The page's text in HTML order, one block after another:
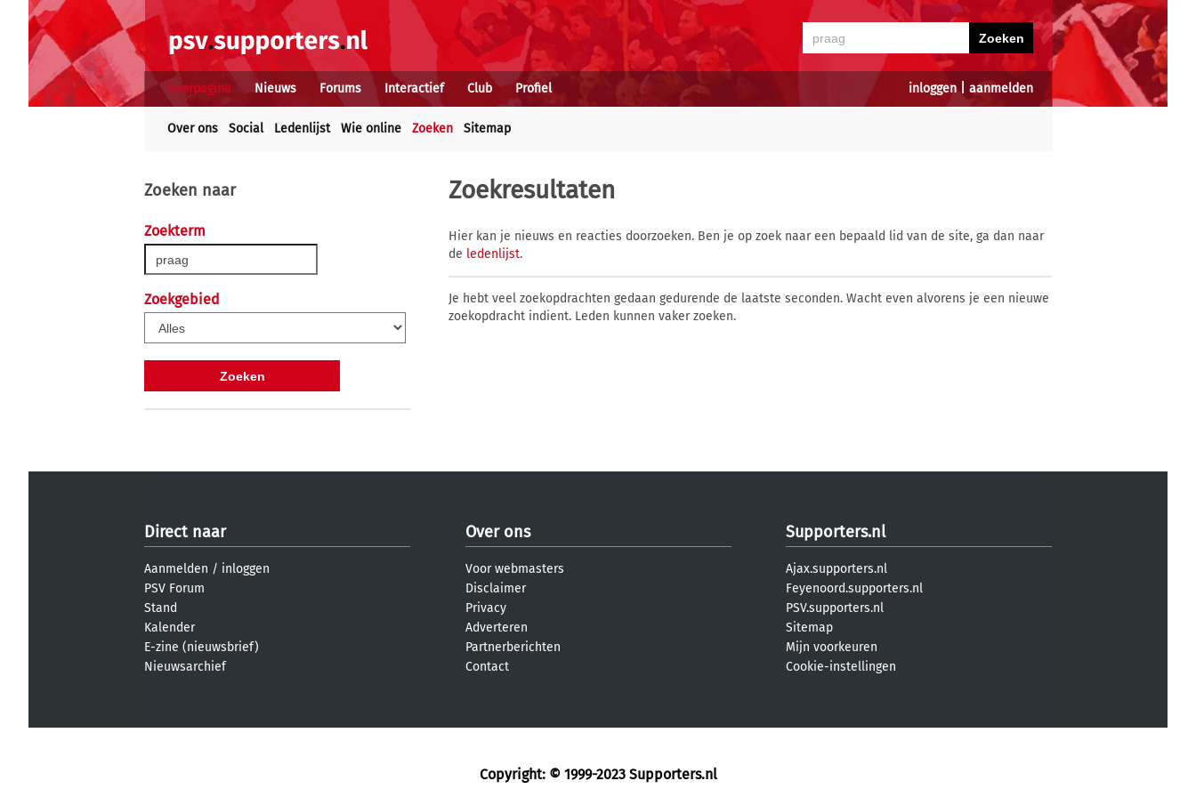
inloggen| aanmelden
Voorpagina Nieuws Forums Interactief Club Profiel
Over ons Social Ledenlijst Wie online Zoeken Sitemap
Zoeken naar
Zoekterm
Zoekgebied
Zoekresultaten
Hier kan je nieuws en reacties doorzoeken. Ben je op zoek naar een bepaald lid van de site, ga dan naar
de ledenlijst.
Je hebt veel zoekopdrachten gedaan gedurende de laatste seconden. Wacht even alvorens je een nieuwe
zoekopdracht indient. Leden kunnen vaker zoeken.
Direct naar
Aanmelden / inloggen
PSV Forum
Stand
Kalender
E-zine (nieuwsbrief)
Nieuwsarchief
Over ons
Voor webmasters
Disclaimer
Privacy
Adverteren
Partnerberichten
Contact
Supporters.nl
Ajax.supporters.nl
Feyenoord.supporters.nl
PSV.supporters.nl
Sitemap
Mijn voorkeuren
Cookie-instellingen
Copyright: © 1999-2023 Supporters.nl